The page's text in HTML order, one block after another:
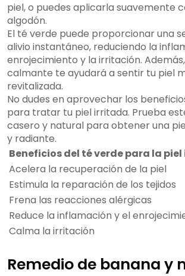
piel, o puedes aplicarla suavemente
algodón.
El té verde puede proporcionar una
alivio instantáneo, reduciendo la
enrojecimiento y la irritación.
calmante te ayudará a sentir tu piel
revitalizada.
No dudes en aprovechar los
para tratar tu piel irritada. Prueba
casero y natural para obtener una
y radiante.
Beneficios del té verde para la
Acelera la recuperación de la piel
Estimula la reparación de los tejidos
Frena las reacciones alérgicas
Reduce la inflamación y el
Calma la irritación
Remedio de banana y